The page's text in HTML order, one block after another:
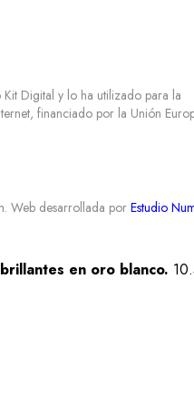
Digital y lo ha utilizado para la
financiado por la Unión
Web desarrollada por Estudio
en oro blanco.